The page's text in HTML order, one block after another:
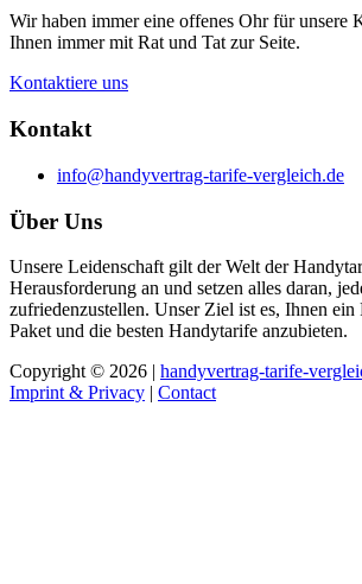
Wir haben immer eine offenes Ohr für unsere
Ihnen immer mit Rat und Tat zur Seite.
Kontaktiere uns
Kontakt
info@handyvertrag-tarife-vergleich.de
Über Uns
Unsere Leidenschaft gilt der Welt der
Herausforderung an und setzen alles daran,
zufriedenzustellen. Unser Ziel ist es, Ihnen
Paket und die besten Handytarife anzubieten.
Copyright © 2026 | handyvertrag-tarife-
Imprint & Privacy | Contact